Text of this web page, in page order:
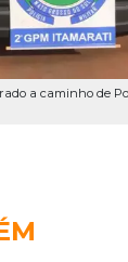
a caminho de